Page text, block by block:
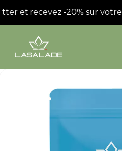
et recevez -20% sur votre